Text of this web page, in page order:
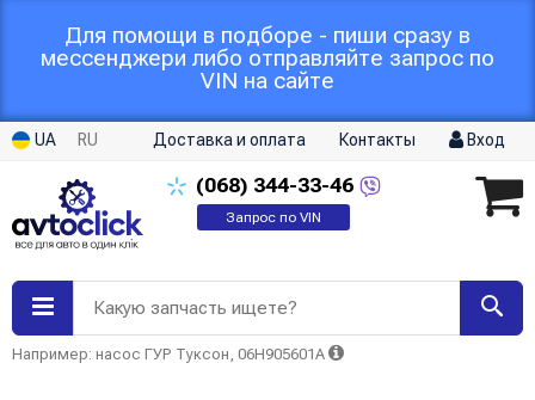
Для помощи в подборе - пиши сразу в
мессенджери либо отправляйте запрос по
VIN на сайте
UA RU Доставка и оплата Контакты Вход
(068) 344-33-46
Запрос по VIN
Какую запчасть ищете?
Например: насос ГУР Туксон, 06H905601A